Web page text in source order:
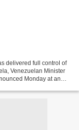
delivered full control of
Venezuelan Minister
Monday at an